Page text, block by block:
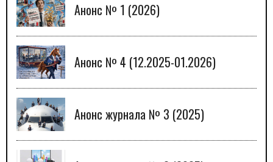
Анонс № 1 (2026)
Анонс № 4 (12.2025-01.2026)
Анонс журнала № 3 (2025)